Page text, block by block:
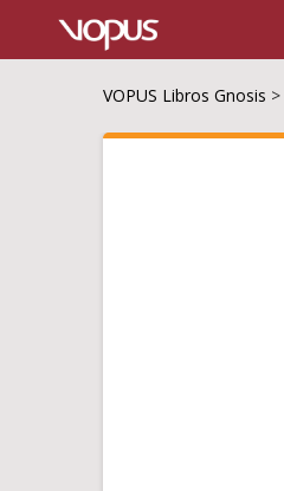
VOPUS Libros Gnosis >